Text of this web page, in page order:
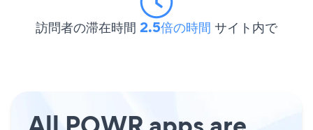
訪問者の滞在時間 2.5倍の時間 サイト内で